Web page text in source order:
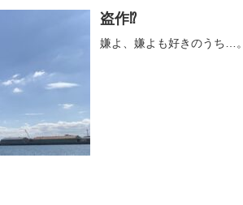
盗作⁉️
嫌よ、嫌よも好きのうち…。